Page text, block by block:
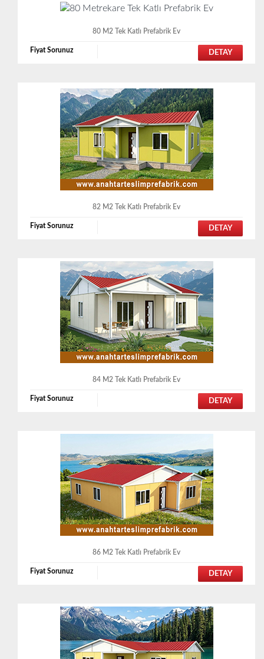
80 M2 Tek Katlı Prefabrik Ev
Fiyat Sorunuz DETAY
82 M2 Tek Katlı Prefabrik Ev
Fiyat Sorunuz DETAY
84 M2 Tek Katlı Prefabrik Ev
Fiyat Sorunuz DETAY
86 M2 Tek Katlı Prefabrik Ev
Fiyat Sorunuz DETAY